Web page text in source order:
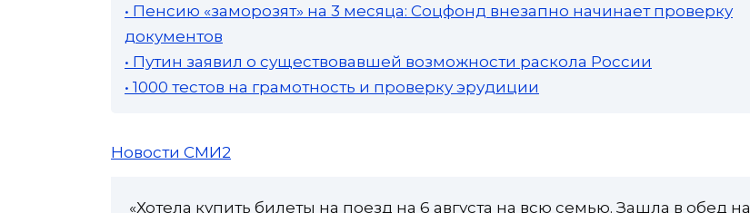
• Пенсию «заморозят» на 3 месяца: Соцфонд внезапно начинает проверку
документов
• Путин заявил о существовавшей возможности раскола России
• 1000 тестов на грамотность и проверку эрудиции
Новости СМИ2
«Хотела купить билеты на поезд на 6 августа на всю семью. Зашла в обед на